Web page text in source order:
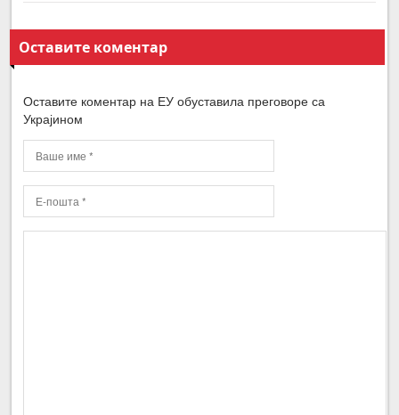
Оставите коментар
Оставите коментар на ЕУ обуставила преговоре са
Украјином